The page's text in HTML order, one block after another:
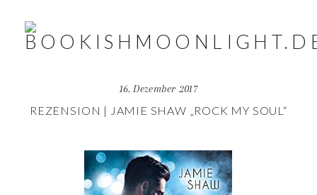
16. Dezember 2017
REZENSION | JAMIE SHAW „ROCK MY SOUL“